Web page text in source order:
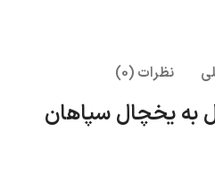
نظرات (0)
به یخچال سپاهان